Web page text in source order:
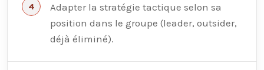
Adapter la stratégie tactique selon sa
position dans le groupe (leader, outsider,
déjà éliminé).